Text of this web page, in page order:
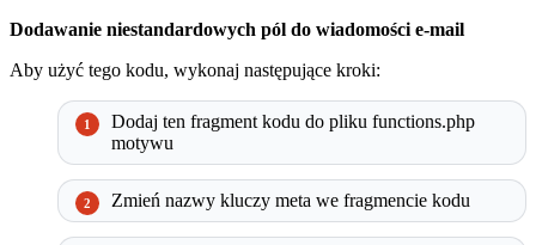
Dodawanie niestandardowych pól do wiadomości e-mail
Aby użyć tego kodu, wykonaj następujące kroki:
Dodaj ten fragment kodu do pliku functions.php
motywu
Zmień nazwy kluczy meta we fragmencie kodu